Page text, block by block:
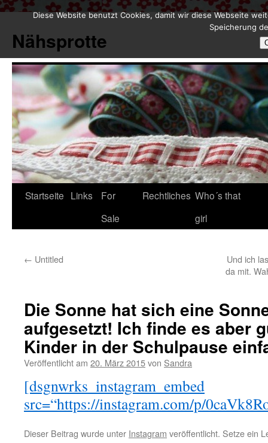
springen
Nähsprotte
Startseite Links
For
Sale
Rechtliches Who´s that
girl
← Untitled
Und ich
da mit.
Die Sonne hat sich eine
aufgesetzt! Ich finde es aber
Kinder in der Schulpause
Veröffentlicht am 20. März 2015von Sandra
[dsgnwrks_instagram_embed
src=“https://instagram.com/p/
Dieser Beitrag wurde unter Instagram veröffentlicht. Setze ein
Diese Website benutzt Cookies, damit wir diese Webseite
Speicherung